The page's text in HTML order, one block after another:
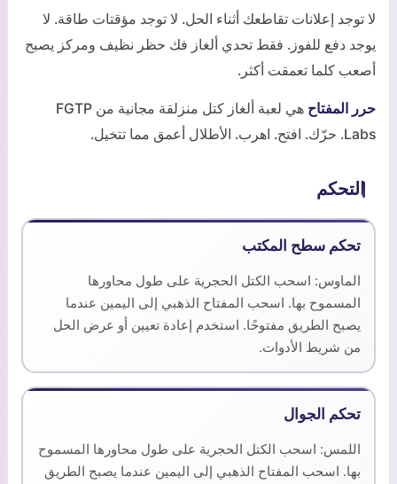
لا توجد إعلانات تقاطعك أثناء الحل. لا توجد مؤقتات طاقة. لا
يوجد دفع للفوز. فقط تحدي ألغاز فك حظر نظيف ومركز يصبح
أصعب كلما تعمقت أكثر.
حرر المفتاح
هي لعبة ألغاز كتل منزلقة مجانية من FGTP
Labs. حرّك. افتح. اهرب. الأطلال أعمق مما تتخيل.
التحكم
تحكم سطح المكتب
الماوس: اسحب الكتل الحجرية على طول محاورها
المسموح بها. اسحب المفتاح الذهبي إلى اليمين عندما
يصبح الطريق مفتوحًا. استخدم إعادة تعيين أو عرض الحل
من شريط الأدوات.
تحكم الجوال
اللمس: اسحب الكتل الحجرية على طول محاورها المسموح
بها. اسحب المفتاح الذهبي إلى اليمين عندما يصبح الطريق